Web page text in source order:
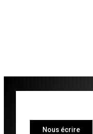
Nous écrire